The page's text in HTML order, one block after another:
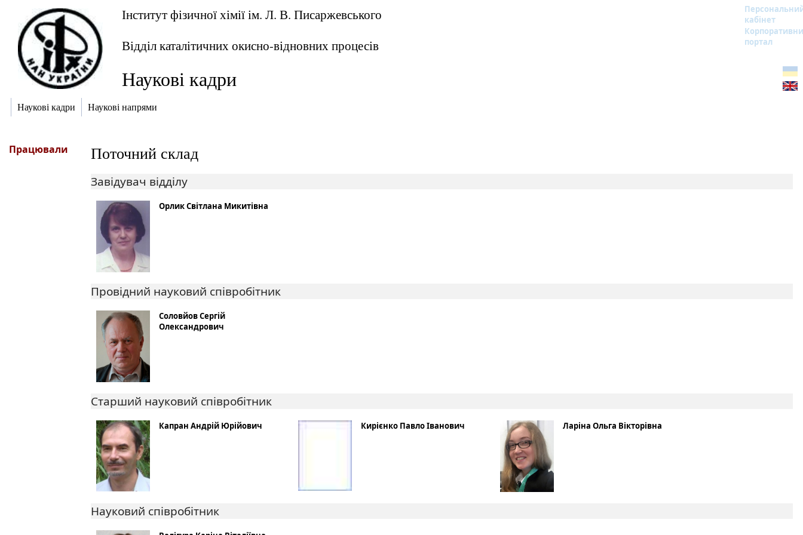
Інститут фізичної хімії ім. Л. В. Писаржевського
кабінет
портал
Відділ каталітичних окисно-відновних процесів
Наукові кадри
Наукові кадри Наукові напрями
Працювали Поточний склад
Завідувач відділу
Орлик Світлана Микитівна
Провідний науковий співробітник
Соловйов Сергій
Олександрович
Старший науковий співробітник
Капран Андрій Юрійович Кирієнко Павло Іванович Ларіна Ольга Вікторівна
Науковий співробітник